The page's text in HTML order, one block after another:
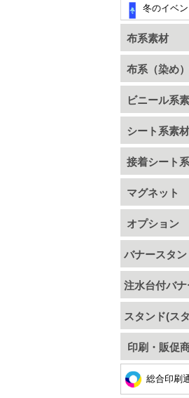
冬のイベン
布系素材
布系（染め
ビニール系
シート系素材
接着シート
マグネット
オプション
バナースタン
注水台付バ
スタンド(ス
印刷・販促
総合印刷